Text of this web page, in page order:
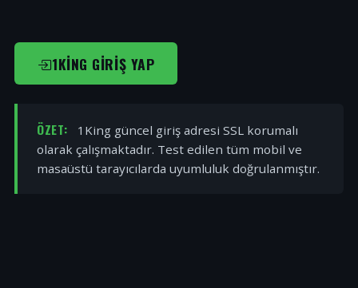
1KING GIRIŞ YAP
ÖZET:
1King güncel giriş adresi SSL korumalı
olarak çalışmaktadır. Test edilen tüm mobil ve
masaüstü tarayıcılarda uyumluluk doğrulanmıştır.